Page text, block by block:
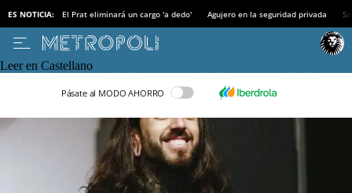
ES NOTICIA: El Prat eliminará un cargo 'a dedo' Agujero en la seguridad privada
Leer en Castellano
Pásate al MODO AHORRO